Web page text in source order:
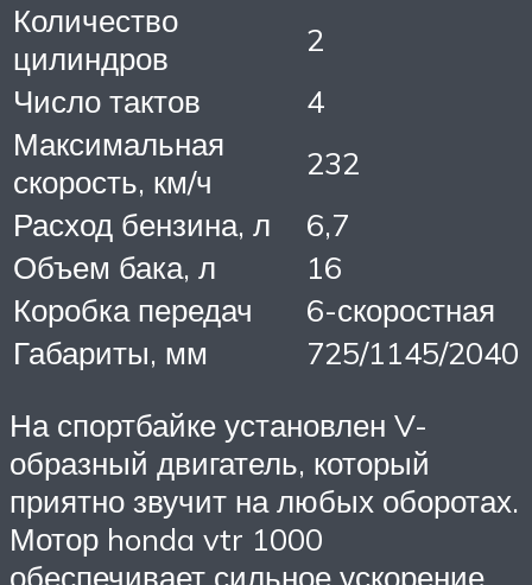
Количество
цилиндров
2
Число тактов
4
Максимальная
скорость, км/ч
232
Расход бензина, л
6,7
Объем бака, л
16
Коробка передач
6-скоростная
Габариты, мм
725/1145/2040
На спортбайке установлен V-
образный двигатель, который
приятно звучит на любых оборотах.
Мотор honda vtr 1000
обеспечивает сильное ускорение